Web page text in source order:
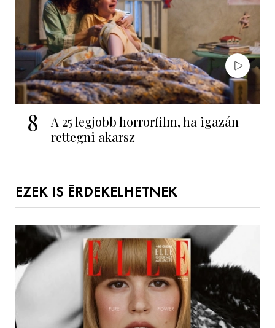
8
A 25 legjobb horrorfilm, ha igazán
rettegni akarsz
EZEK IS ÉRDEKELHETNEK